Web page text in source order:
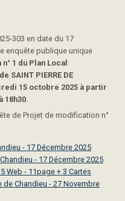
303 en date du 17
enquête publique unique
1 du Plan Local
SAINT PIERRE DE
15 octobre 2025 à partir
18h30.
de Projet de modification n°
- 17 Décembre 2025
- 17 Décembre 2025
Web - 11page + 3 Cartes
de Chandieu - 27 Novembre